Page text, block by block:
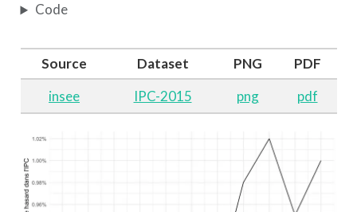
Code
Source Dataset PNG
PDF
insee
IPC-2015 png pdf